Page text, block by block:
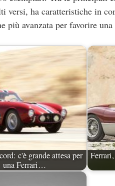
versi, ha caratteristiche in
più avanzata per favorire
c'è grande attesa per
una Ferrari…